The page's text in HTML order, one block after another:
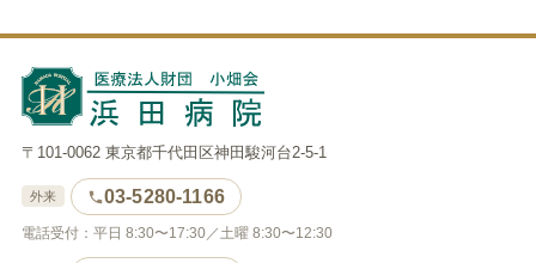
〒101-0062 東京都千代田区神田駿河台2-5-1
外来 03-5280-1166
電話受付：平日 8:30〜17:30／土曜 8:30〜12:30